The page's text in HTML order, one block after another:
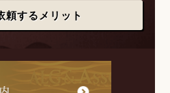
頼するメリット